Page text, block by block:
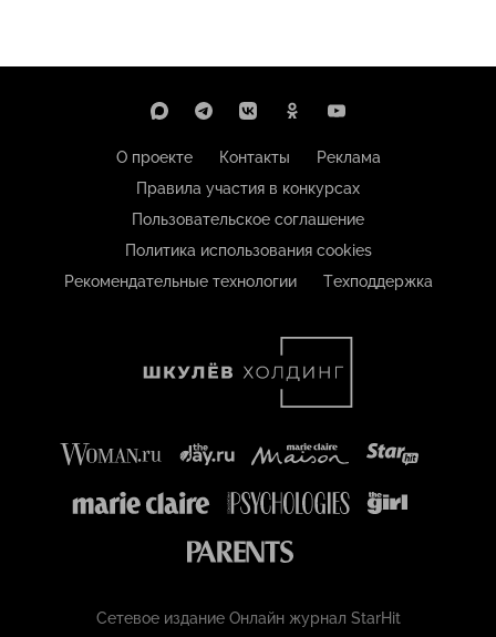
О проекте Контакты
Реклама
Правила участия в конкурсах
Пользовательское соглашение
Политика использования cookies
Рекомендательные технологии
Техподдержка
Сетевое издание Онлайн журнал StarHit